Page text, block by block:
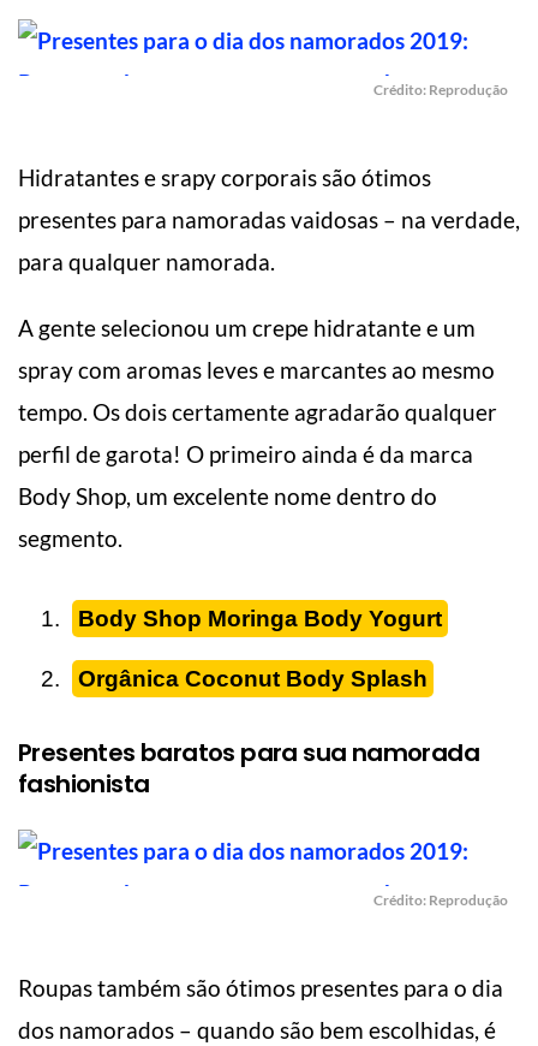
Crédito: Reprodução
Hidratantes e srapy corporais são ótimos
presentes para namoradas vaidosas – na verdade,
para qualquer namorada.
A gente selecionou um crepe hidratante e um
spray com aromas leves e marcantes ao mesmo
tempo. Os dois certamente agradarão qualquer
perfil de garota! O primeiro ainda é da marca
Body Shop, um excelente nome dentro do
segmento.
Body Shop Moringa Body Yogurt
Orgânica Coconut Body Splash
Presentes baratos para sua namorada
fashionista
Crédito: Reprodução
Roupas também são ótimos presentes para o dia
dos namorados – quando são bem escolhidas, é